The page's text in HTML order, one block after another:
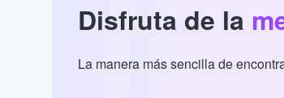
Disfruta de la
La manera más sencilla de